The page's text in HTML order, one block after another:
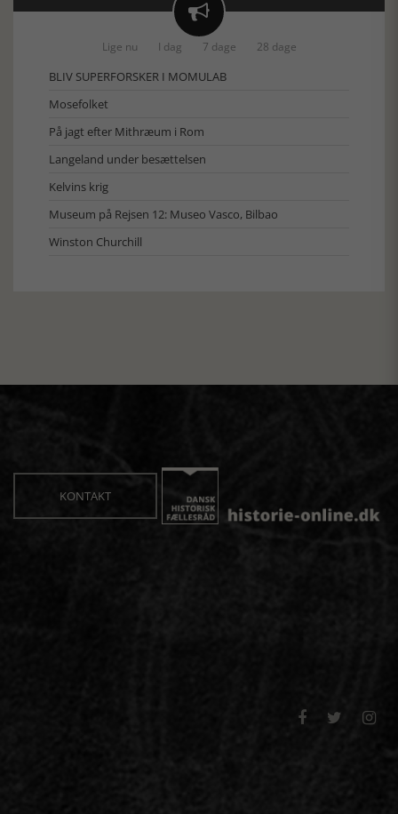

Lige nu I dag 7 dage 28 dage
BLIV SUPERFORSKER I MOMULAB
Mosefolket
På jagt efter Mithræum i Rom
Langeland under besættelsen
Kelvins krig
Museum på Rejsen 12: Museo Vasco, Bilbao
Winston Churchill
KONTAKT
  